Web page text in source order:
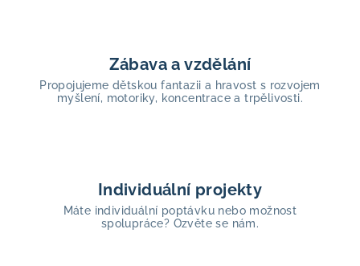
Zábava a vzdělání
Propojujeme dětskou fantazii a hravost s rozvojem
myšlení, motoriky, koncentrace a trpělivosti.
Individuální projekty
Máte individuální poptávku nebo možnost
spolupráce? Ozvěte se nám.